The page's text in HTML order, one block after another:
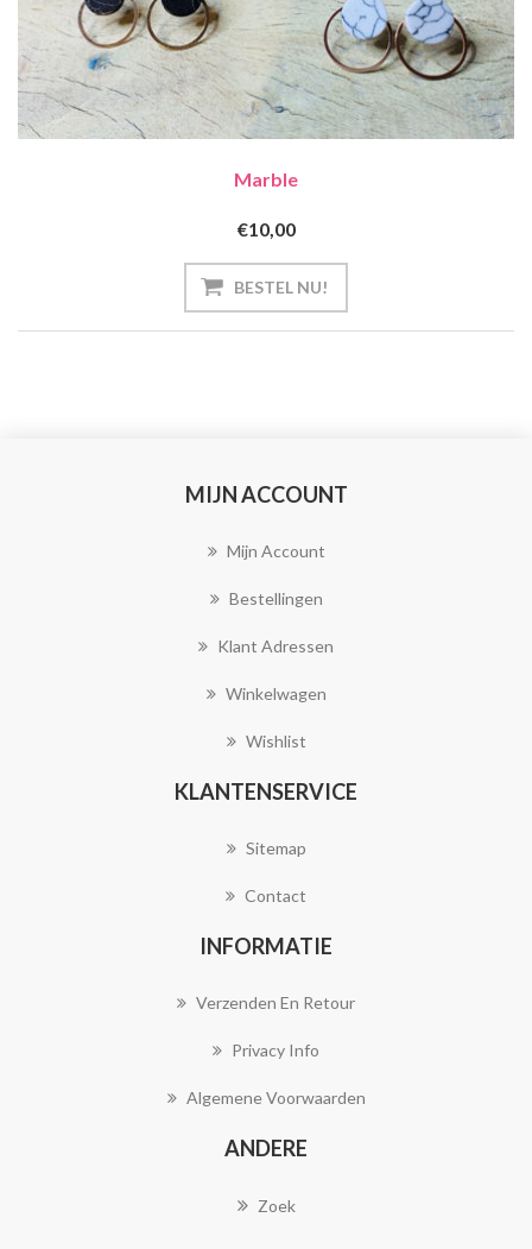
Marble
€10,00
MIJN ACCOUNT
Mijn Account
Bestellingen
Klant Adressen
Winkelwagen
Wishlist
KLANTENSERVICE
Sitemap
Contact
INFORMATIE
Verzenden En Retour
Privacy Info
Algemene Voorwaarden
ANDERE
Zoek